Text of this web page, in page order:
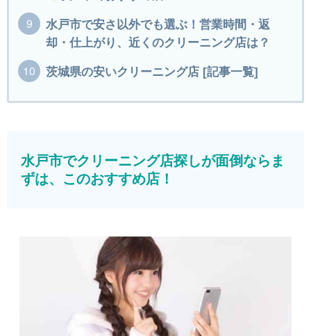
水戸市で安さ以外でも選ぶ！営業時間・返
却・仕上がり、近くのクリーニング店は？
茨城県の安いクリーニング店 [記事一覧]
水戸市でクリーニング店探しが面倒ならま
ずは、このおすすめ店！